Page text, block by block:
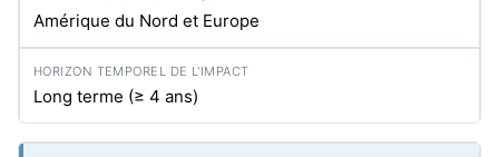
Amérique du Nord et Europe
Long terme (≥ 4 ans)